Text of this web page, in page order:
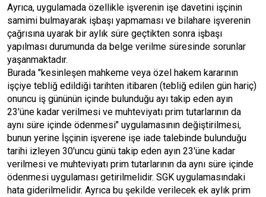
Ayrıca, uygulamada özellikle işverenin işe davetini işçinin
samimi bulmayarak işbaşı yapmaması ve bilahare işverenin
çağrısına uyarak bir aylık süre geçtikten sonra işbaşı
yapılması durumunda da belge verilme süresinde sorunlar
yaşanmaktadır.
Burada "kesinleşen mahkeme veya özel hakem kararının
işçiye tebliğ edildiği tarihten itibaren (tebliğ edilen gün hariç)
onuncu iş gününün içinde bulunduğu ayı takip eden ayın
23'üne kadar verilmesi ve muhteviyatı prim tutarlarının da
aynı süre içinde ödenmesi" uygulamasının değiştirilmesi,
bunun yerine İşçinin işverene işe iade talebinde bulunduğu
tarihi izleyen 30'uncu günü takip eden ayın 23'üne kadar
verilmesi ve muhteviyatı prim tutarlarının da aynı süre içinde
ödenmesi uygulaması getirilmelidir. SGK uygulamasındaki
hata giderilmelidir. Ayrıca bu şekilde verilecek ek aylık prim